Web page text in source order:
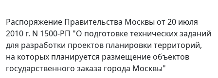
Распоряжение Правительства Москвы от 20 июля
2010 г. N 1500-РП "О подготовке технических заданий
для разработки проектов планировки территорий,
на которых планируется размещение объектов
государственного заказа города Москвы"